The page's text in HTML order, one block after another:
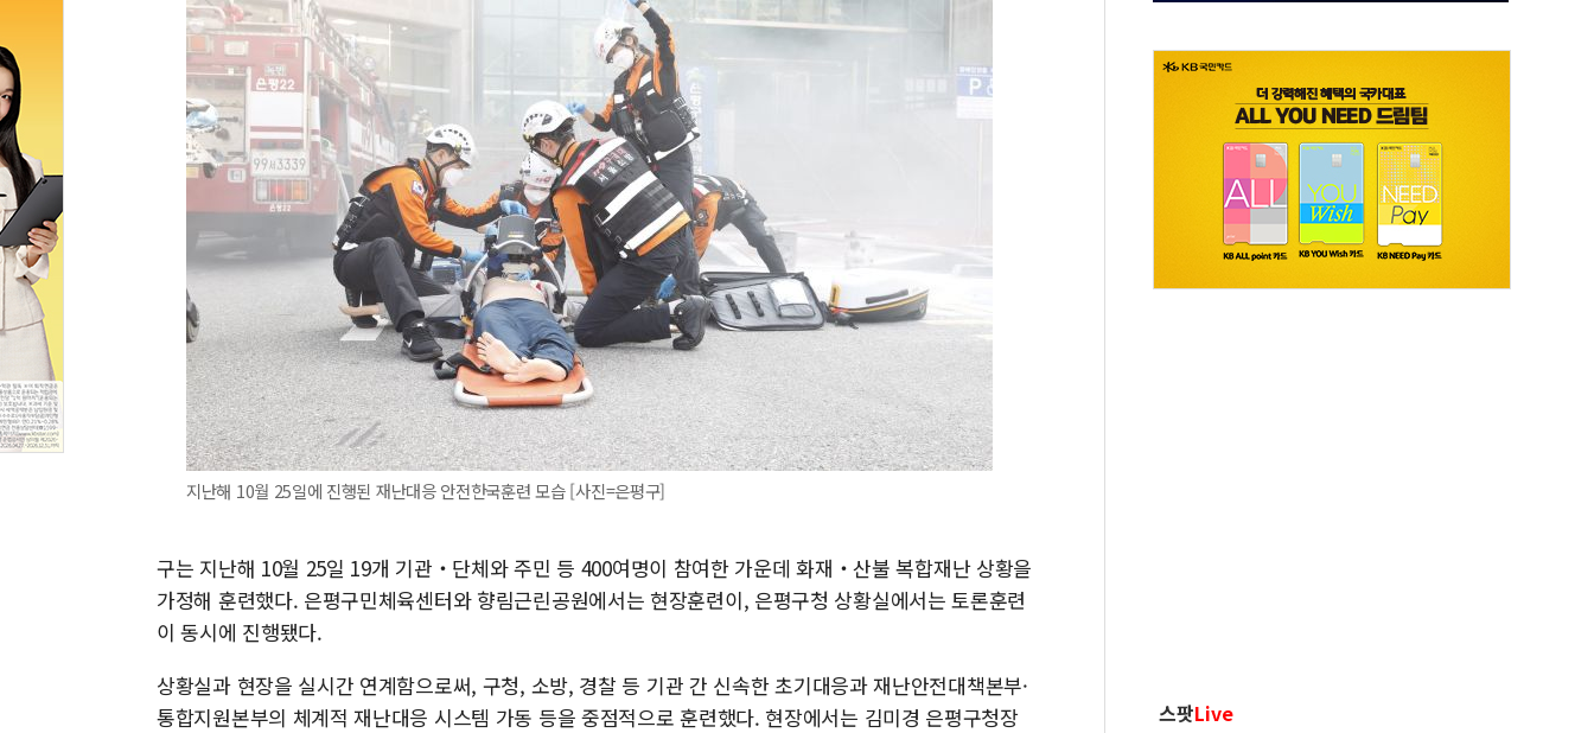
지난해 10월 25일에 진행된 재난대응 안전한국훈련 모습 [사진=은평구]
구는 지난해 10월 25일 19개 기관‧단체와 주민 등 400여명이 참여한 가운데 화재‧산불 복합재난 상황을
가정해 훈련했다. 은평구민체육센터와 향림근린공원에서는 현장훈련이, 은평구청 상황실에서는 토론훈련
이 동시에 진행됐다.
상황실과 현장을 실시간 연계함으로써, 구청, 소방, 경찰 등 기관 간 신속한 초기대응과 재난안전대책본부·
통합지원본부의 체계적 재난대응 시스템 가동 등을 중점적으로 훈련했다. 현장에서는 김미경 은평구청장
스팟Live